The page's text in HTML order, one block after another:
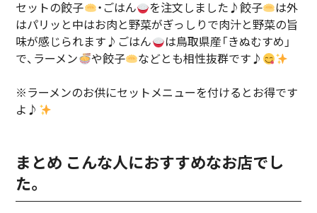
セットの餃子
・ごはん を注文しました♪餃子
は外
はパリッと中はお肉と野菜がぎっしりで肉汁と野菜の旨
味が感じられます♪ごはん
は鳥取県産「きぬむすめ」
で、ラーメン
や餃子 などとも相性抜群です♪
※ラーメンのお供にセットメニューを付けるとお得です
よ♪
まとめ こんな人におすすめなお店でし
た。